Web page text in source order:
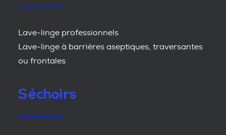
Lave-linge professionnels
Lave-linge à barrières aseptiques, traversantes
ou frontales
Séchoirs